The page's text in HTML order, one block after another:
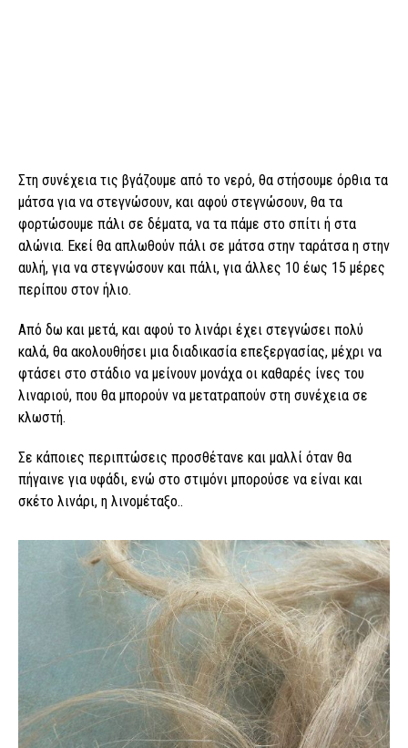
Στη συνέχεια τις βγάζουμε από το νερό, θα στήσουμε όρθια τα
μάτσα για να στεγνώσουν, και αφού στεγνώσουν, θα τα
φορτώσουμε πάλι σε δέματα, να τα πάμε στο σπίτι ή στα
αλώνια. Εκεί θα απλωθούν πάλι σε μάτσα στην ταράτσα η στην
αυλή, για να στεγνώσουν και πάλι, για άλλες 10 έως 15 μέρες
περίπου στον ήλιο.
Από δω και μετά, και αφού το λινάρι έχει στεγνώσει πολύ
καλά, θα ακολουθήσει μια διαδικασία επεξεργασίας, μέχρι να
φτάσει στο στάδιο να μείνουν μονάχα οι καθαρές ίνες του
λιναριού, που θα μπορούν να μετατραπούν στη συνέχεια σε
κλωστή.
Σε κάποιες περιπτώσεις προσθέτανε και μαλλί όταν θα
πήγαινε για υφάδι, ενώ στο στιμόνι μπορούσε να είναι και
σκέτο λινάρι, η λινομέταξο..